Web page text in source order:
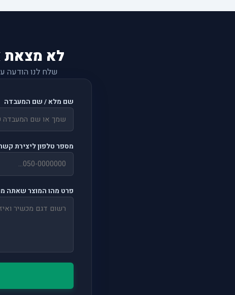
לא
שלח לנו הודעה
שם מלא / שם המעבדה
מספר טלפון ליצירת
פרט מהו המוצר שאתה